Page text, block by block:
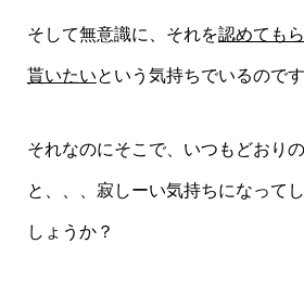
そして無意識に、それを認めても
貰いたいという気持ちでいるのです
それなのにそこで、いつもどおり
と、、、寂しーい気持ちになって
しょうか？